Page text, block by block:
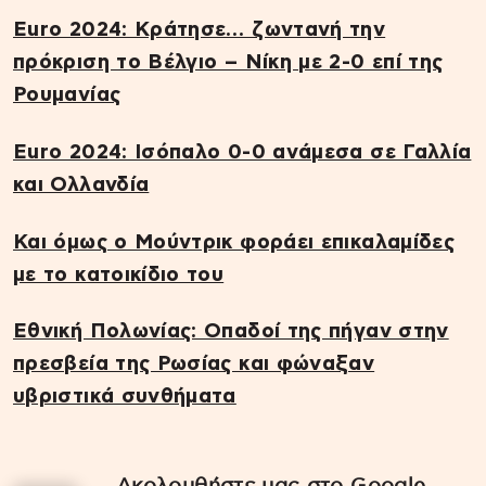
Euro 2024: Κράτησε… ζωντανή την
πρόκριση το Βέλγιο – Νίκη με 2-0 επί της
Ρουμανίας
Euro 2024: Ισόπαλο 0-0 ανάμεσα σε Γαλλία
και Ολλανδία
Και όμως ο Μούντρικ φοράει επικαλαμίδες
με το κατοικίδιο του
Εθνική Πολωνίας: Οπαδοί της πήγαν στην
πρεσβεία της Ρωσίας και φώναξαν
υβριστικά συνθήματα